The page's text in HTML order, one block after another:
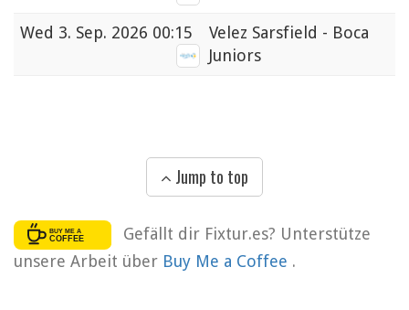
Wed 3. Sep. 2026 00:15
Velez Sarsfield - Boca
Juniors
Jump to top
Gefällt dir Fixtur.es? Unterstütze
unsere Arbeit über Buy Me a Coffee .